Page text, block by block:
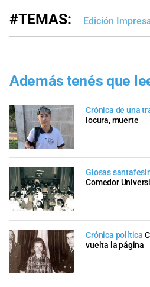
#TEMAS: Edición
Además tenés que
Crónica de una
locura, muerte
Glosas
Comedor
Crónica política
vuelta la página